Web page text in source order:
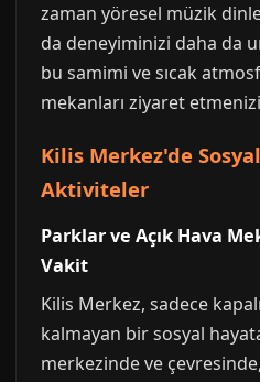
zaman yöresel müzik
da deneyiminizi daha da
bu samimi ve sıcak
mekanları ziyaret
Kilis Merkez'de
Aktiviteler
Parklar ve Açık Hava
Vakit
Kilis Merkez, sadece
kalmayan bir sosyal
merkezinde ve